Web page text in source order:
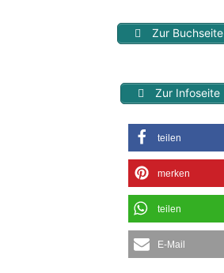
Zur Buchseite
Zur Infoseite
teilen
merken
teilen
E-Mail